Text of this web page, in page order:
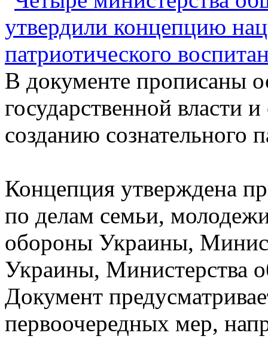
В документе прописаны
государственной власти
созданию сознательного
Концепция утверждена
по делам семьи,
обороны Украины,
Украины, Министерства
Документ
первоочередных мер,